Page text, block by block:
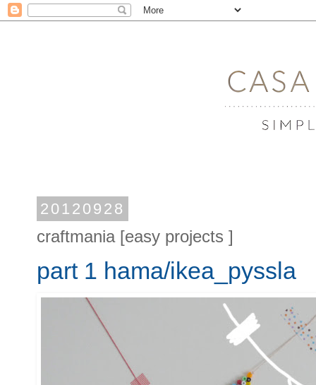
20120928
craftmania [easy projects ]
part 1 hama/ikea_pyssla